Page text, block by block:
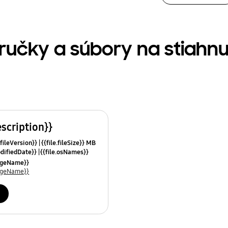
a súbory na
{{file.fileSize}} MB
{{file.osNames}}